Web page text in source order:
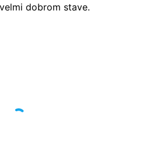
dobrom stave.